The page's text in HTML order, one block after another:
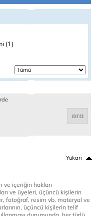
(1)
Yukarı
ve içeriğin hakları
ve üyeleri, üçüncü kişilerin
fotoğraf, resim vb. materyal ve
üçüncü kişilerin telif